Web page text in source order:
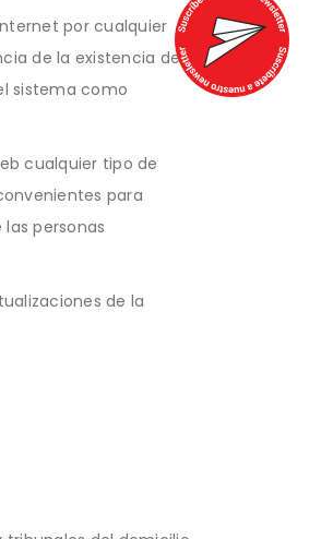
por cualquier
de la existencia de
sistema como
cualquier tipo de
para
personas
de la